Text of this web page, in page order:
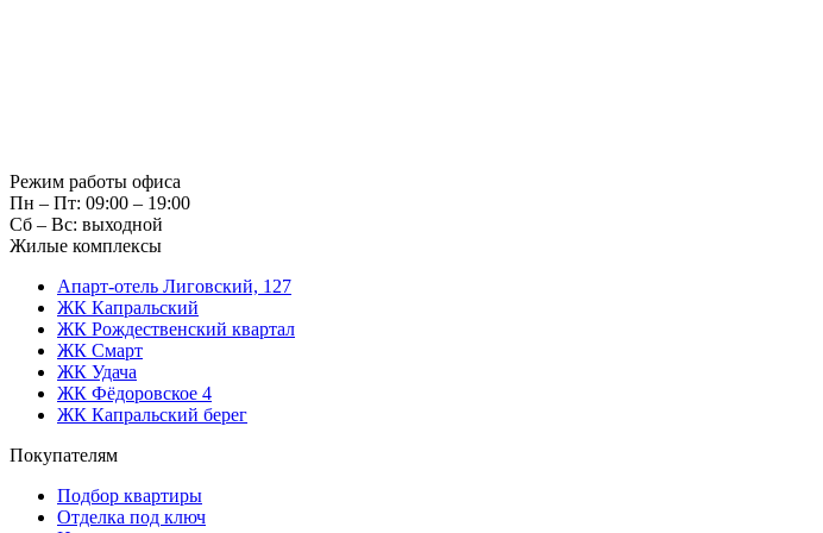
Режим работы офиса
Пн – Пт: 09:00 – 19:00
Сб – Вс: выходной
Жилые комплексы
Апарт-отель Лиговский, 127
ЖК Капральский
ЖК Рождественский квартал
ЖК Смарт
ЖК Удача
ЖК Фёдоровское 4
ЖК Капральский берег
Покупателям
Подбор квартиры
Отделка под ключ